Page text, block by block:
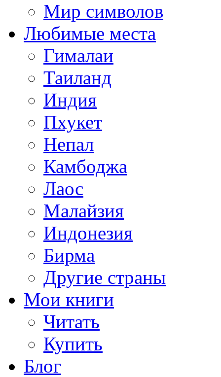
Мир символов
Любимые места
Гималаи
Таиланд
Индия
Пхукет
Непал
Камбоджа
Лаос
Малайзия
Индонезия
Бирма
Другие страны
Мои книги
Читать
Купить
Блог